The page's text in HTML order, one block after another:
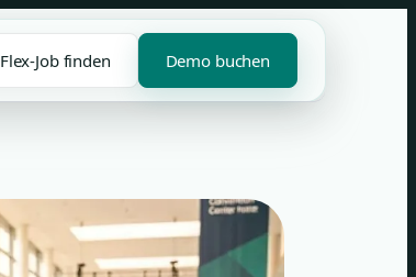
Flex-Job finden Demo buchen